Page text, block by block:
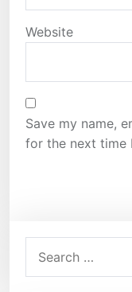
Website
Save my name,
for the next time
for: